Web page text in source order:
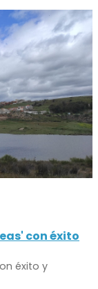
con éxito
éxito y